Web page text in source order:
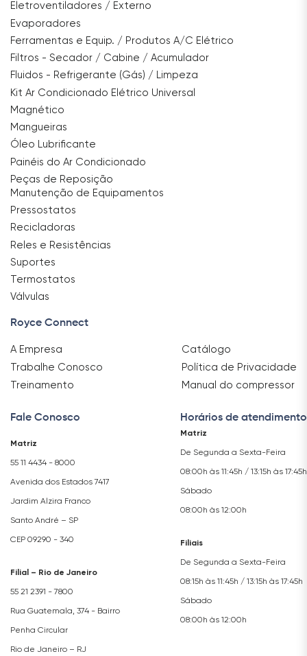
Eletroventiladores / Externo
Evaporadores
Ferramentas e Equip. / Produtos A/C Elétrico
Filtros - Secador / Cabine / Acumulador
Fluidos - Refrigerante (Gás) / Limpeza
Kit Ar Condicionado Elétrico Universal
Magnético
Mangueiras
Óleo Lubrificante
Painéis do Ar Condicionado
Peças de Reposição
Manutenção de Equipamentos
Pressostatos
Recicladoras
Reles e Resistências
Suportes
Termostatos
Válvulas
Royce Connect
A Empresa
Trabalhe Conosco
Treinamento
Catálogo
Política de Privacidade
Manual do compressor
Fale Conosco
Matriz
55 11 4434 - 8000
Avenida dos Estados 7417
Jardim Alzira Franco
Santo André – SP
CEP 09290 - 340
Filial – Rio de Janeiro
55 21 2391 - 7800
Rua Guatemala, 374 - Bairro
Penha Circular
Rio de Janeiro – RJ
Horários de atendimento
Matriz
De Segunda a Sexta-Feira
08:00h às 11:45h / 13:15h às 17:45h
Sábado
08:00h às 12:00h
Filiais
De Segunda a Sexta-Feira
08:15h às 11:45h / 13:15h às 17:45h
Sábado
08:00h às 12:00h